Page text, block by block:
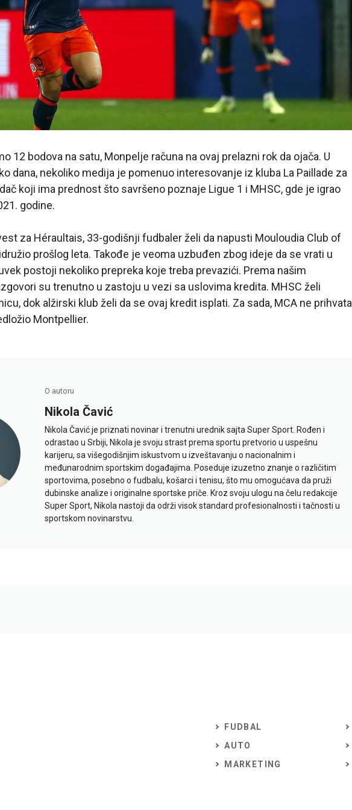
12 bodova na satu, Monpelje računa na ovaj prelazni rok da ojača. U
dana, nekoliko medija je pomenuo interesovanje iz kluba La Paillade za
koji ima prednost što savršeno poznaje Ligue 1 i MHSC, gde je igrao
godine.
za Héraultais, 33-godišnji fudbaler želi da napusti Mouloudia Club of
prošlog leta. Takođe je veoma uzbuđen zbog ideje da se vrati u
postoji nekoliko prepreka koje treba prevazići. Prema našim
su trenutno u zastoju u vezi sa uslovima kredita. MHSC želi
dok alžirski klub želi da se ovaj kredit isplati. Za sada, MCA ne prihvata
Montpellier.
O autoru
Nikola Čavić
Nikola Čavić je priznati novinar i trenutni urednik sajta Super Sport. Rođen i
odrastao u Srbiji, Nikola je svoju strast prema sportu pretvorio u uspešnu
karijeru, sa višegodišnjim iskustvom u izveštavanju o nacionalnim i
međunarodnim sportskim događajima. Poseduje izuzetno znanje o različitim
sportovima, posebno o fudbalu, košarci i tenisu, što mu omogućava da pruži
dubinske analize i originalne sportske priče. Kroz svoju ulogu na čelu redakcije
Super Sport, Nikola nastoji da održi visok standard profesionalnosti i tačnosti u
sportskom novinarstvu.
FUDBAL
AUTO
MARKETING